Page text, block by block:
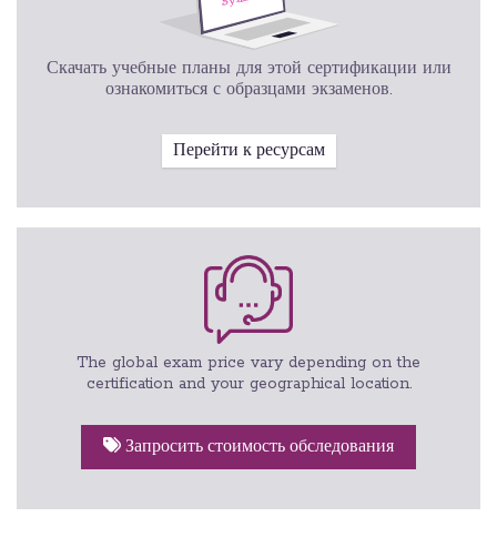
Скачать учебные планы для этой сертификации или
ознакомиться с образцами экзаменов.
Перейти к ресурсам
The global exam price vary depending on the
certification and your geographical location.
Запросить стоимость обследования